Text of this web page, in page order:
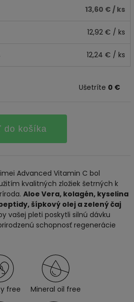
13,60 € / ks
12,92 € / ks
12,24 € / ks
Ušetríte 0 €
do košíka
Advanced Vitamin C bol
kvalitných zložiek šetrných k
Aloe Vera, kolagén, kyselina
šípkový olej a zelený čaj
vašej pleti poskytli silnú dávku
schopnosť regenerácie
free Mineral oil free